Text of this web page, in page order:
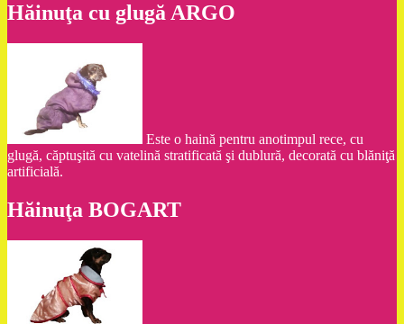
Hăinuţa cu glugă ARGO
Este o haină pentru anotimpul rece, cu
glugă, căptuşită cu vatelină stratificată şi dublură, decorată cu blăniţă
artificială.
Hăinuţa BOGART